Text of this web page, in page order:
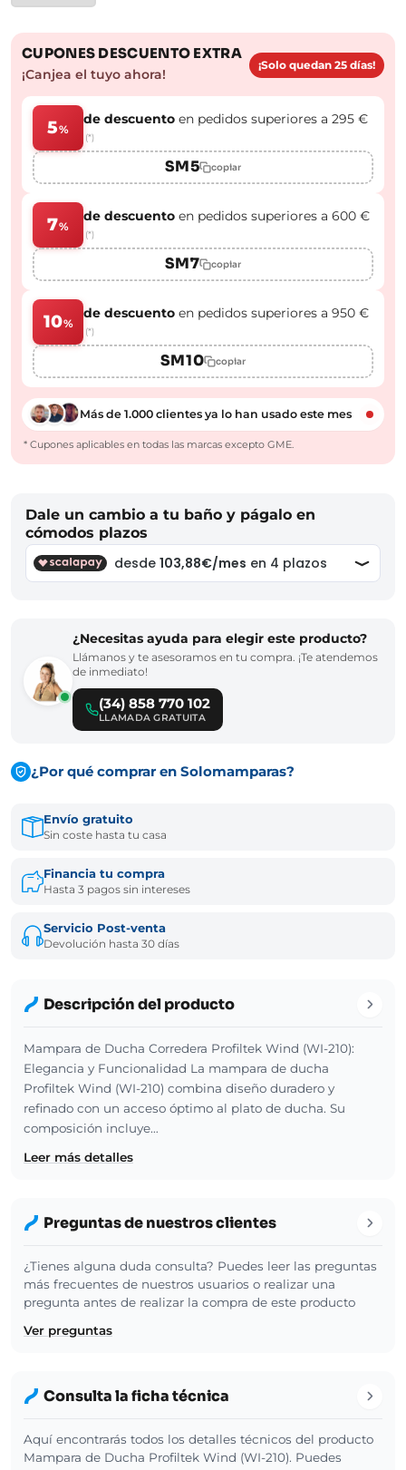
CUPONES DESCUENTO EXTRA
¡Canjea el tuyo ahora!
¡Solo quedan 25 días!
5%
de descuento en pedidos superiores a 295 €
(*)
SM5 copiar
7%
de descuento en pedidos superiores a 600 €
(*)
SM7 copiar
10%
de descuento en pedidos superiores a 950 €
(*)
SM10 copiar
Más de 1.000 clientes ya lo han usado este mes
* Cupones aplicables en todas las marcas excepto GME.
Dale un cambio a tu baño y págalo en
cómodos plazos
¿Necesitas ayuda para elegir este producto?
Llámanos y te asesoramos en tu compra. ¡Te atendemos
de inmediato!
(34) 858 770 102
LLAMADA GRATUITA
¿Por qué comprar en Solomamparas?
Envío gratuito
Sin coste hasta tu casa
Financia tu compra
Hasta 3 pagos sin intereses
Servicio Post-venta
Devolución hasta 30 días
Descripción del producto
Mampara de Ducha Corredera Profiltek Wind (WI-210):
Elegancia y Funcionalidad La mampara de ducha
Profiltek Wind (WI-210) combina diseño duradero y
refinado con un acceso óptimo al plato de ducha. Su
composición incluye…
Leer más detalles
Preguntas de nuestros clientes
¿Tienes alguna duda consulta? Puedes leer las preguntas
más frecuentes de nuestros usuarios o realizar una
pregunta antes de realizar la compra de este producto
Ver preguntas
Consulta la ficha técnica
Aquí encontrarás todos los detalles técnicos del producto
Mampara de Ducha Profiltek Wind (WI-210). Puedes